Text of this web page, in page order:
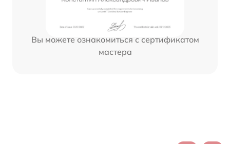
Вы можете ознакомиться с сертификатом
мастера